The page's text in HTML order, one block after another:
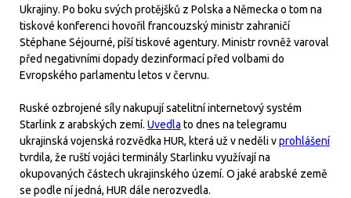
Ukrajiny. Po boku svých protějšků z Polska a Německa o tom na
tiskové konferenci hovořil francouzský ministr zahraničí
Stéphane Séjourné, píší tiskové agentury. Ministr rovněž varoval
před negativními dopady dezinformací před volbami do
Evropského parlamentu letos v červnu.
Ruské ozbrojené síly nakupují satelitní internetový systém
Starlink z arabských zemí. Uvedla to dnes na telegramu
ukrajinská vojenská rozvědka HUR, která už v neděli vprohlášení
tvrdila, že ruští vojáci terminály Starlinku využívají na
okupovaných částech ukrajinského území. O jaké arabské země
se podle ní jedná, HUR dále nerozvedla.